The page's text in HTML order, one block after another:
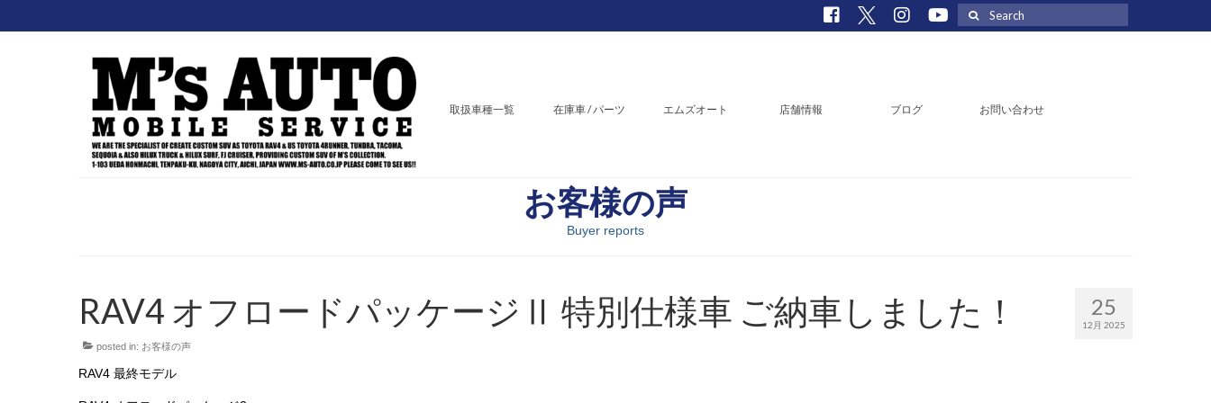
Search
for:
取扱車種一覧 在庫車 / パーツ エムズオート 店舗情報 ブログ お問い合わせ
お客様の声
Buyer reports
25
12月 2025
RAV4 オフロードパッケージⅡ 特別仕様車 ご納車しました！
posted in: お客様の声
RAV4 最終モデル